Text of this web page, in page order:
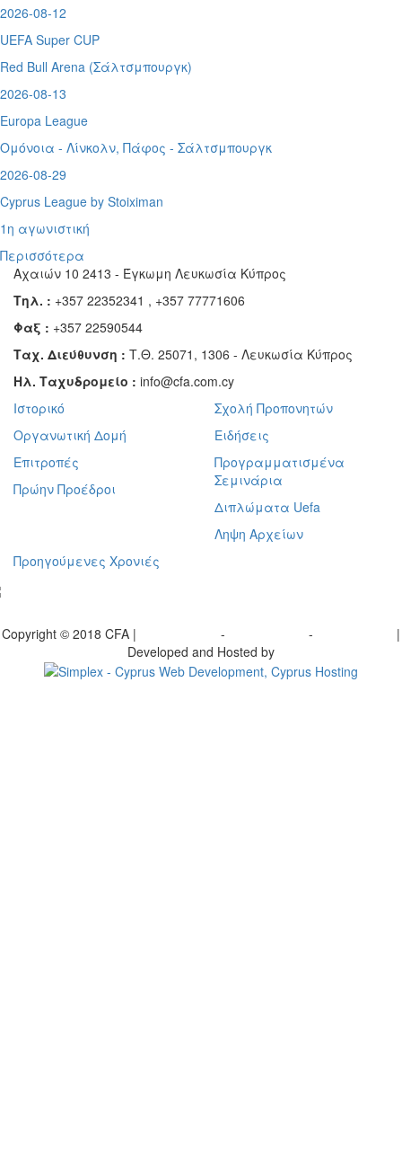
2026-08-12
UEFA Super CUP
Red Bull Arena (Σάλτσμπουργκ)
2026-08-13
Europa League
Ομόνοια - Λίνκολν, Πάφος - Σάλτσμπουργκ
2026-08-29
Cyprus League by Stoiximan
1η αγωνιστική
Περισσότερα
Αχαιών 10 2413 - Έγκωμη Λευκωσία Κύπρος
Τηλ. : +357 22352341 , +357 77771606
Φαξ : +357 22590544
Ταχ. Διεύθυνση : Τ.Θ. 25071, 1306 - Λευκωσία Κύπρος
Ηλ. Ταχυδρομείο : info@cfa.com.cy
Ιστορικό
Οργανωτική Δομή
Επιτροπές
Πρώην Προέδροι
Σχολή Προπονητών
Ειδήσεις
Προγραμματισμένα
Σεμινάρια
Διπλώματα Uefa
Ληψη Αρχείων
Προηγούμενες Χρονιές
Copyright © 2018 CFA | - -
|
Developed and Hosted by